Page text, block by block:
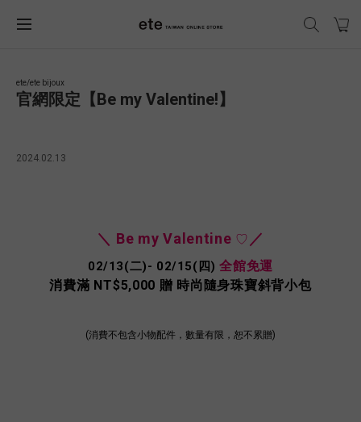
ete/ete bijoux
官網限定【Be my Valentine!】
2024.02.13
＼ Be my Valentine ♡ ／
02/13(二)- 02/15(四)全館免運
消費滿 NT$5,000 贈 時尚隨身珠寶斜背小包
(消費不包含小物配件，數量有限，恕不累贈)